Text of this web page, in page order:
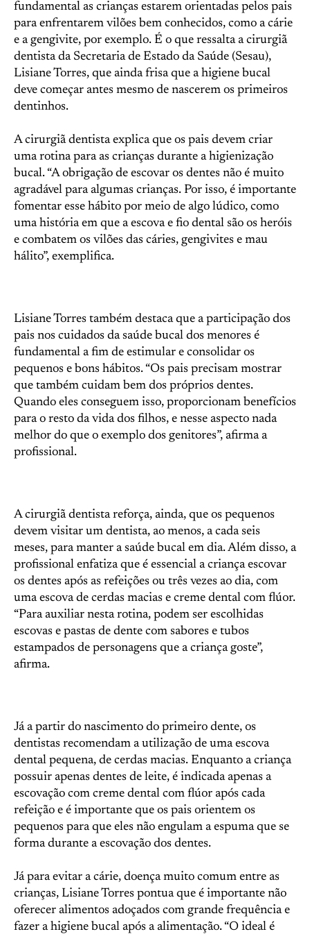
fundamental as crianças estarem orientadas pelos pais
para enfrentarem vilões bem conhecidos, como a cárie
e a gengivite, por exemplo. É o que ressalta a cirurgiã
dentista da Secretaria de Estado da Saúde (Sesau),
Lisiane Torres, que ainda frisa que a higiene bucal
deve começar antes mesmo de nascerem os primeiros
dentinhos.
A cirurgiã dentista explica que os pais devem criar
uma rotina para as crianças durante a higienização
bucal. “A obrigação de escovar os dentes não é muito
agradável para algumas crianças. Por isso, é importante
fomentar esse hábito por meio de algo lúdico, como
uma história em que a escova e fio dental são os heróis
e combatem os vilões das cáries, gengivites e mau
hálito”, exemplifica.
Lisiane Torres também destaca que a participação dos
pais nos cuidados da saúde bucal dos menores é
fundamental a fim de estimular e consolidar os
pequenos e bons hábitos. “Os pais precisam mostrar
que também cuidam bem dos próprios dentes.
Quando eles conseguem isso, proporcionam benefícios
para o resto da vida dos filhos, e nesse aspecto nada
melhor do que o exemplo dos genitores”, afirma a
profissional.
A cirurgiã dentista reforça, ainda, que os pequenos
devem visitar um dentista, ao menos, a cada seis
meses, para manter a saúde bucal em dia. Além disso, a
profissional enfatiza que é essencial a criança escovar
os dentes após as refeições ou três vezes ao dia, com
uma escova de cerdas macias e creme dental com flúor.
“Para auxiliar nesta rotina, podem ser escolhidas
escovas e pastas de dente com sabores e tubos
estampados de personagens que a criança goste”,
afirma.
Já a partir do nascimento do primeiro dente, os
dentistas recomendam a utilização de uma escova
dental pequena, de cerdas macias. Enquanto a criança
possuir apenas dentes de leite, é indicada apenas a
escovação com creme dental com flúor após cada
refeição e é importante que os pais orientem os
pequenos para que eles não engulam a espuma que se
forma durante a escovação dos dentes.
Já para evitar a cárie, doença muito comum entre as
crianças, Lisiane Torres pontua que é importante não
oferecer alimentos adoçados com grande frequência e
fazer a higiene bucal após a alimentação. “O ideal é